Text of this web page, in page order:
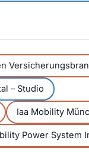
– Studio
Iaa Mobility
Power System